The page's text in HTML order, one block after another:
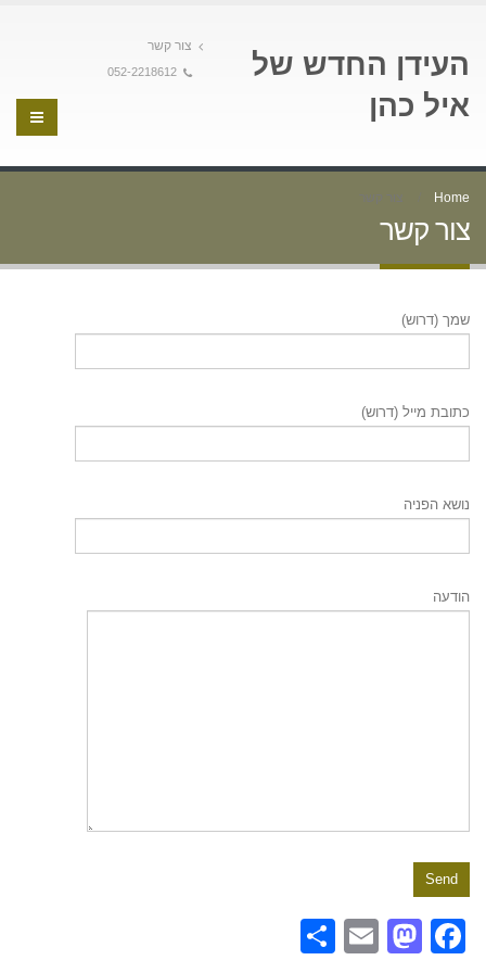
העידן החדש של
איל כהן
צור קשר
052-2218612
Home צור קשר
צור קשר
שמך (דרוש)
כתובת מייל (דרוש)
נושא הפניה
הודעה
Facebook
Mastodon
Email